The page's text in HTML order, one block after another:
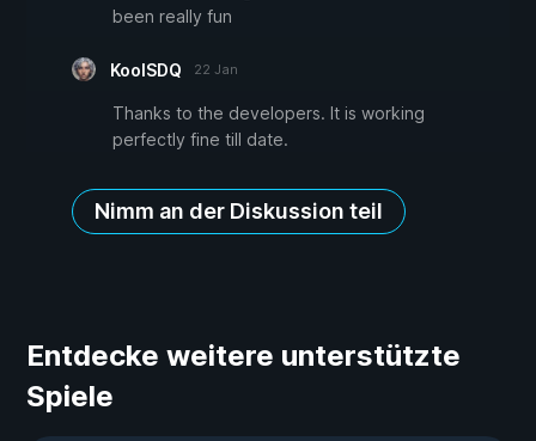
been really fun
KoolSDQ 22 Jan
Thanks to the developers. It is working
perfectly fine till date.
Nimm an der Diskussion teil
Entdecke weitere unterstützte
Spiele